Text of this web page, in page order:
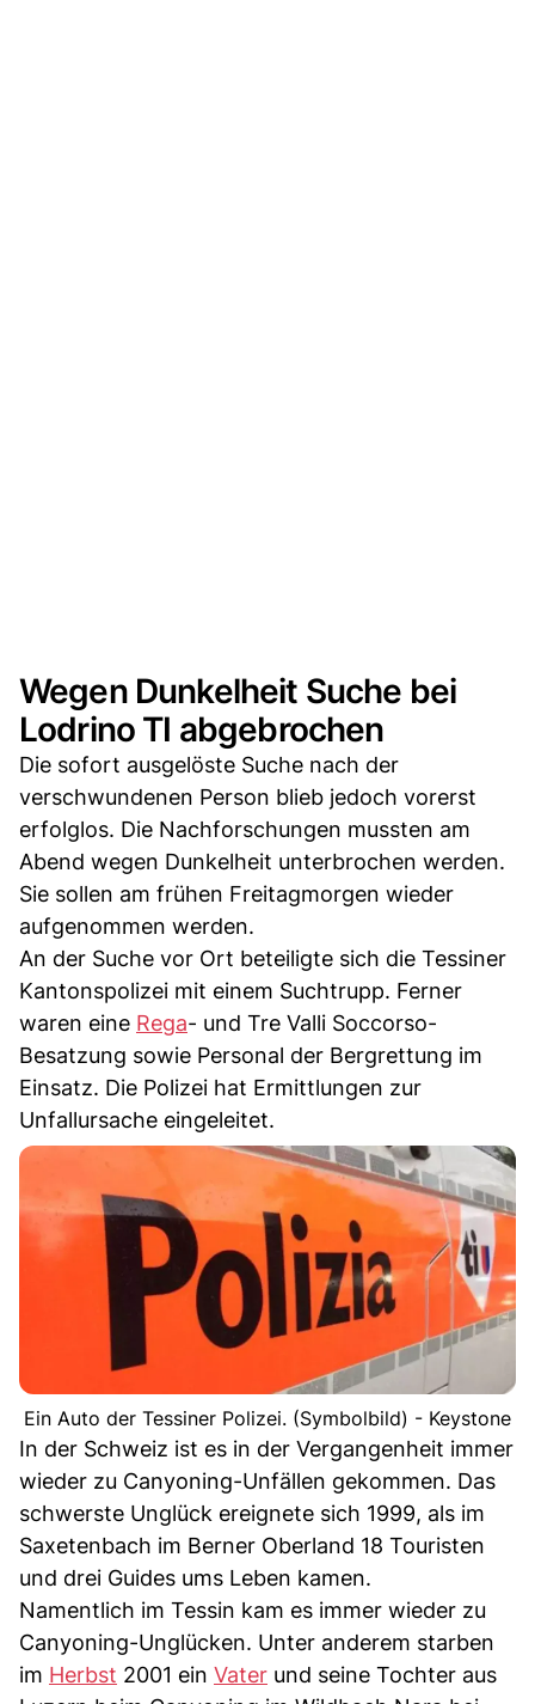
Wegen Dunkelheit Suche bei
Lodrino TI abgebrochen
Die sofort ausgelöste Suche nach der
verschwundenen Person blieb jedoch vorerst
erfolglos. Die Nachforschungen mussten am
Abend wegen Dunkelheit unterbrochen werden.
Sie sollen am frühen Freitagmorgen wieder
aufgenommen werden.
An der Suche vor Ort beteiligte sich die Tessiner
Kantonspolizei mit einem Suchtrupp. Ferner
waren eine Rega- und Tre Valli Soccorso-
Besatzung sowie Personal der Bergrettung im
Einsatz. Die Polizei hat Ermittlungen zur
Unfallursache eingeleitet.
Ein Auto der Tessiner Polizei. (Symbolbild) - Keystone
In der Schweiz ist es in der Vergangenheit immer
wieder zu Canyoning-Unfällen gekommen. Das
schwerste Unglück ereignete sich 1999, als im
Saxetenbach im Berner Oberland 18 Touristen
und drei Guides ums Leben kamen.
Namentlich im Tessin kam es immer wieder zu
Canyoning-Unglücken. Unter anderem starben
im Herbst 2001 ein Vater und seine Tochter aus